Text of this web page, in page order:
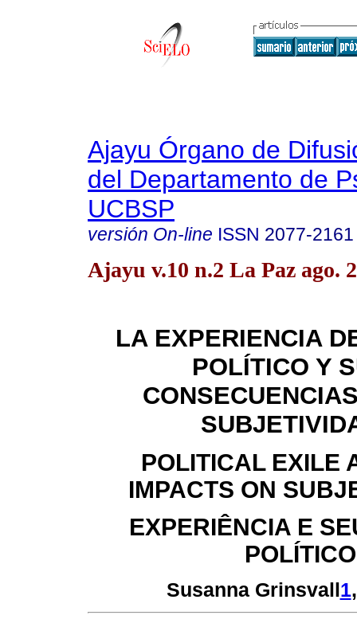
Ajayu Órgano de
del Departamento de
UCBSP
versión On-line ISSN 2077-2161
Ajayu v.10 n.2 La Paz ago.
LA EXPERIENCIA
POLÍTICO Y
POLITICAL EXILE
IMPACTS ON
EXPERIÊNCIA E
Susanna Grinsvall1